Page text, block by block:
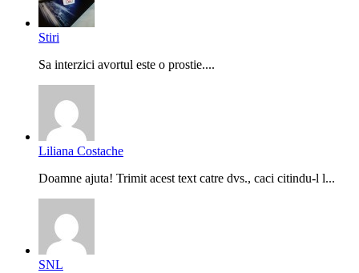
Stiri
Sa interzici avortul este o prostie....
Liliana Costache
Doamne ajuta! Trimit acest text catre dvs., caci citindu-l l...
SNL